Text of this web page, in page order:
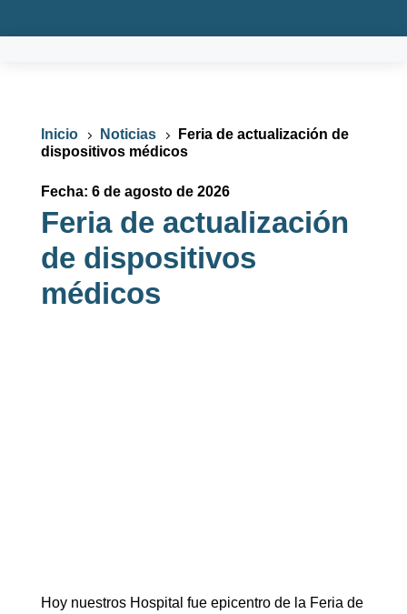
Inicio 5 Noticias 5
Feria de actualización de
dispositivos médicos
Fecha: 6 de agosto de 2026
Feria de actualización
de dispositivos
médicos
Hoy nuestros Hospital fue epicentro de la Feria de